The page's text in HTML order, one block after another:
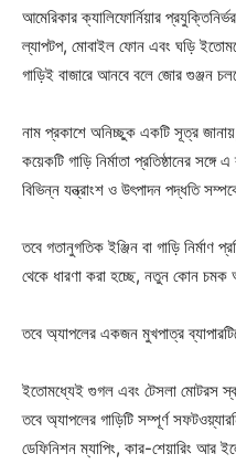
আমেরিকার ক্যালিফোর্নিয়ার
ল্যাপটপ, মোবাইল ফোন এবং ঘড়ি
গাড়িই বাজারে আনবে বলে জোর গুঞ্জন
নাম প্রকাশে অনিচ্ছুক একটি সূত্র
কয়েকটি গাড়ি নির্মাতা প্রতিষ্ঠানের সঙ্গে
বিভিন্ন যন্ত্রাংশ ও উৎপাদন পদ্ধতি
তবে গতানুগতিক ইঞ্জিন বা গাড়ি নির্মাণ
থেকে ধারণা করা হচ্ছে, নতুন কোন চমক
তবে অ্যাপলের একজন মুখপাত্র
ইতোমধ্যেই গুগল এবং টেসলা মোটরস
তবে অ্যাপলের গাড়িটি সম্পূর্ণ
ডেফিনিশন ম্যাপিং, কার-শেয়ারিং আর